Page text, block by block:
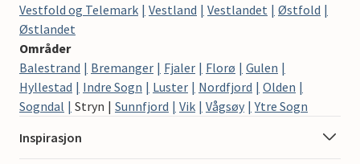
Vestfold og Telemark
Vestland Vestlandet
Østfold
Østlandet
Områder
Balestrand
Bremanger Fjaler Florø
Gulen
Hyllestad
Indre Sogn Luster Nordfjord
Olden
Sogndal
Stryn Sunnfjord Vik Vågsøy
Ytre Sogn
Inspirasjon